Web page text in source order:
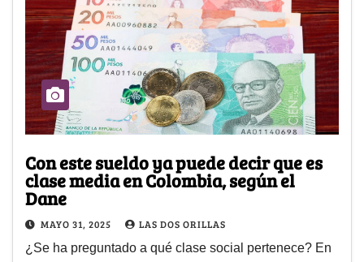
Con este sueldo ya puede decir que es
clase media en Colombia, según el
Dane
MAYO 31, 2025 LAS DOS ORILLAS
¿Se ha preguntado a qué clase social pertenece? En